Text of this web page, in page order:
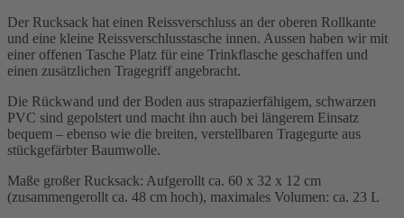
Der Rucksack hat einen Reissverschluss an der oberen Rollkante
und eine kleine Reissverschlusstasche innen. Aussen haben wir mit
einer offenen Tasche Platz für eine Trinkflasche geschaffen und
einen zusätzlichen Tragegriff angebracht.
Die Rückwand und der Boden aus strapazierfähigem, schwarzen
PVC sind gepolstert und macht ihn auch bei längerem Einsatz
bequem – ebenso wie die breiten, verstellbaren Tragegurte aus
stückgefärbter Baumwolle.
Maße großer Rucksack: Aufgerollt ca. 60 x 32 x 12 cm
(zusammengerollt ca. 48 cm hoch), maximales Volumen: ca. 23 L